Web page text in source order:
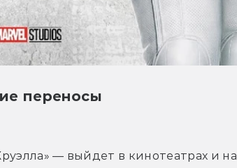
переносы
— выйдет в кинотеатрах и